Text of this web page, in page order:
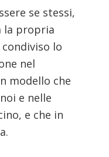
se stessi,
la propria
lo
nel
modello che
e nelle
e che in